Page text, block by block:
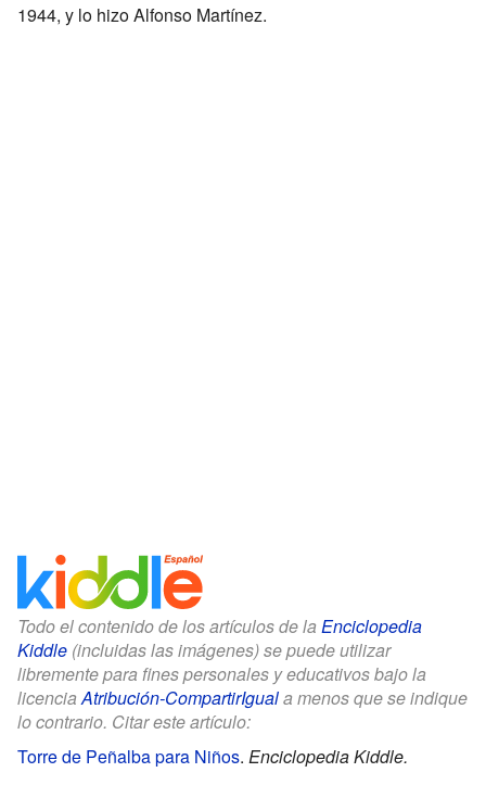
1944, y lo hizo Alfonso Martínez.
Todo el contenido de los artículos de la Enciclopedia
Kiddle (incluidas las imágenes) se puede utilizar
libremente para fines personales y educativos bajo la
licenciaAtribución-CompartirIguala menos que se indique
lo contrario. Citar este artículo:
Torre de Peñalba para Niños. Enciclopedia Kiddle.